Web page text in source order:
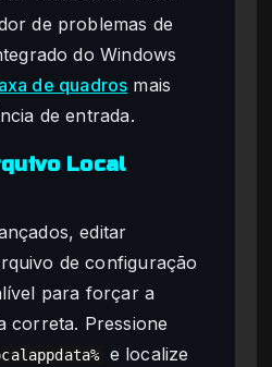
de problemas de
do Windows
de quadros mais
de entrada.
Local
editar
de configuração
para forçar a
correta. Pressione
e localize